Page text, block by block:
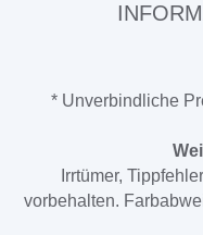
* Unverbindliche
Irrtümer,
vorbehalten.